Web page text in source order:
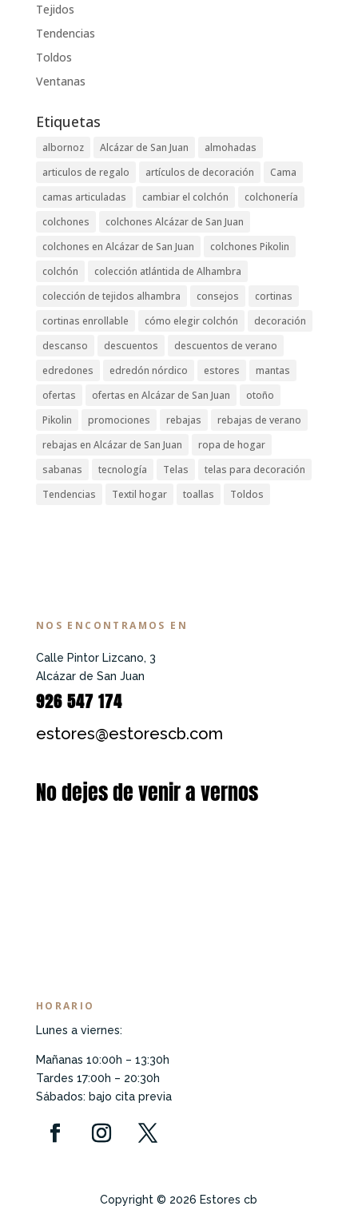
Tejidos
Tendencias
Toldos
Ventanas
Etiquetas
albornoz Alcázar de San Juan
almohadas
articulos de regalo
artículos de decoración
Cama
camas articuladas
cambiar el colchón
colchonería
colchones
colchones Alcázar de San Juan
colchones en Alcázar de San Juan
colchones Pikolin
colchón
colección atlántida de Alhambra
colección de tejidos alhambra
consejos
cortinas
cortinas enrollable
cómo elegir colchón
decoración
descanso
descuentos
descuentos de verano
edredones
edredón nórdico estores
mantas
ofertas
ofertas en Alcázar de San Juan
otoño
Pikolin
promociones rebajas
rebajas de verano
rebajas en Alcázar de San Juan
ropa de hogar
sabanas
tecnología Telas
telas para decoración
Tendencias
Textil hogar toallas Toldos
NOS ENCONTRAMOS EN
Calle Pintor Lizcano, 3
Alcázar de San Juan
926 547 174
estores@estorescb.com
No dejes de venir a vernos
HORARIO
Lunes a viernes:
Mañanas 10:00h – 13:30h
Tardes 17:00h – 20:30h
Sábados: bajo cita previa
Copyright © 2026 Estores cb